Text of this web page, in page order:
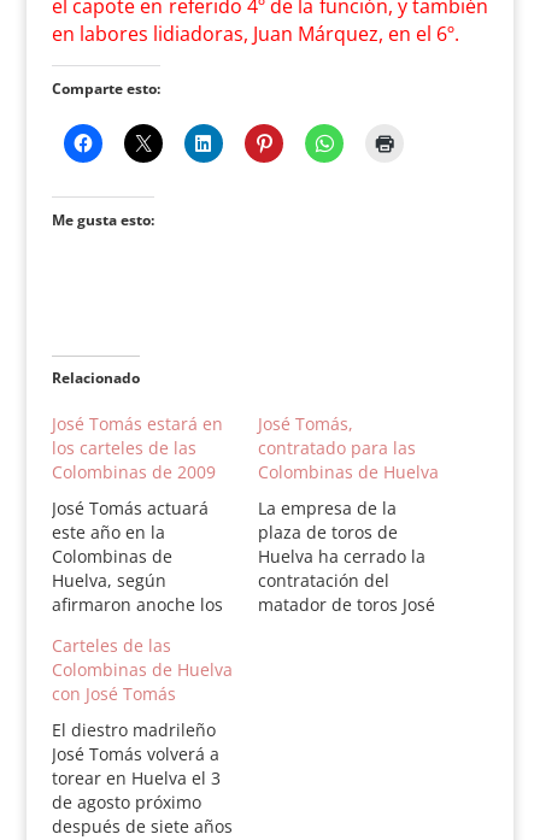
el capote en referido 4º de la función, y también
en labores lidiadoras, Juan Márquez, en el 6º.
Comparte esto:
Me gusta esto:
Relacionado
José Tomás estará en
los carteles de las
Colombinas de 2009
José Tomás actuará
este año en la
Colombinas de
Huelva, según
afirmaron anoche los
de La Merced, Carlos
Pereda y Óscar Polo a
Sevillatoro. No hay
fecha aún, debido a
que quedan flecos
pendientes, pero
ambos aseguraron
que las Colombinas
José Tomás,
contratado para las
Colombinas de Huelva
La empresa de la
plaza de toros de
Huelva ha cerrado la
contratación del
matador de toros José
Carteles de las
Colombinas de Huelva
con José Tomás
El diestro madrileño
José Tomás volverá a
torear en Huelva el 3
de agosto próximo
después de siete años